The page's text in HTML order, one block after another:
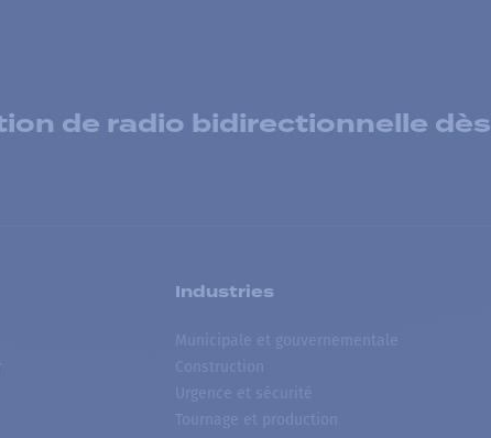
de radio bidirectionnelle dès
Industries
Municipale et gouvernementale
Construction
Urgence et sécurité
Tournage et production